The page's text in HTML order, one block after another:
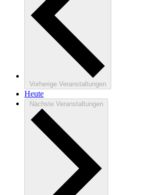
Vorherige Veranstaltungen
Heute
Nächste Veranstaltungen